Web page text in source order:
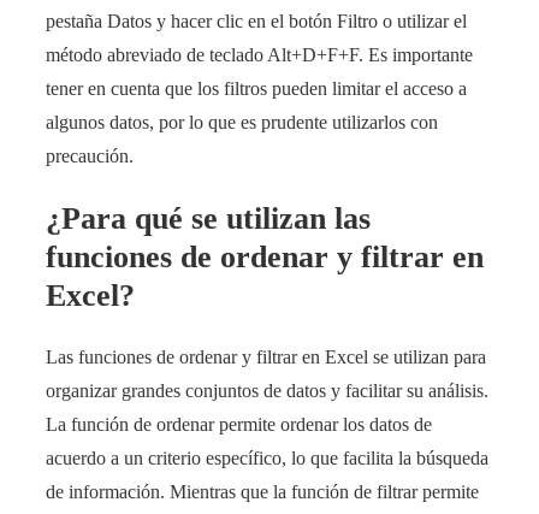
pestaña Datos y hacer clic en el botón Filtro o utilizar el
método abreviado de teclado Alt+D+F+F. Es importante
tener en cuenta que los filtros pueden limitar el acceso a
algunos datos, por lo que es prudente utilizarlos con
precaución.
¿Para qué se utilizan las
funciones de ordenar y filtrar en
Excel?
Las funciones de ordenar y filtrar en Excel se utilizan para
organizar grandes conjuntos de datos y facilitar su análisis.
La función de ordenar permite ordenar los datos de
acuerdo a un criterio específico, lo que facilita la búsqueda
de información. Mientras que la función de filtrar permite